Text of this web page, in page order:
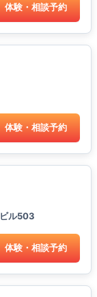
体験・相談予約
体験・相談予約
ル503
体験・相談予約